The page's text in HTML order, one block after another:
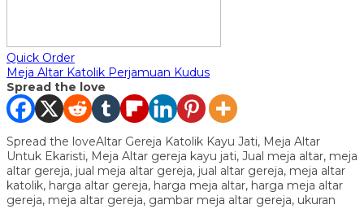
Quick Order
Meja Altar Katolik Perjamuan Kudus
Spread the love
Spread the loveAltar Gereja Katolik Kayu Jati, Meja Altar
Untuk Ekaristi, Meja Altar gereja kayu jati, Jual meja altar, meja
altar gereja, jual meja altar gereja, jual altar gereja, meja altar
katolik, harga altar gereja, harga meja altar, harga meja altar
gereja, meja altar gereja, gambar meja altar gereja, ukuran